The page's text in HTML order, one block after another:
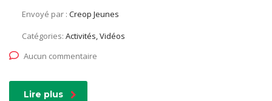
Envoyé par : Creop Jeunes
Catégories: Activités, Vidéos
Aucun commentaire
Lire plus